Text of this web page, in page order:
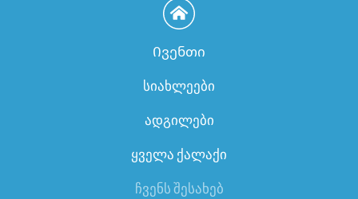
Ივენთი
სიახლეები
ადგილები
ყველა ქალაქი
ჩვენს შესახებ